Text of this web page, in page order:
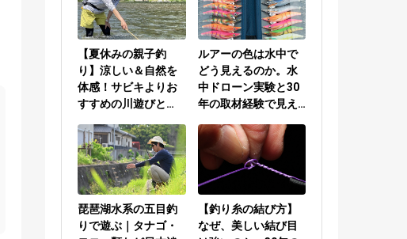
【夏休みの親子釣
り】涼しい＆自然を
体感！サビキよりお
すすめの川遊びと
ルアーの色は水中で
どう見えるのか。水
中ドローン実験と30
年の取材経験で見え
琵琶湖水系の五目釣
りで遊ぶ｜タナゴ・
【釣り糸の結び方】
なぜ、美しい結び目